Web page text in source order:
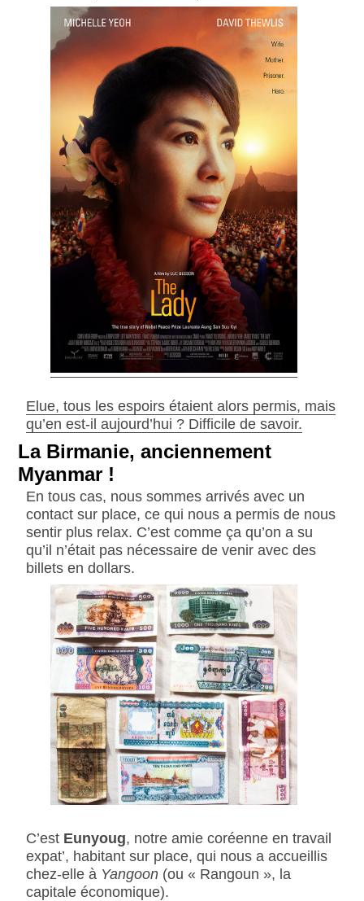
Elue, tous les espoirs étaient alors permis, mais
qu’en est-il aujourd’hui ? Difficile de savoir.
La Birmanie, anciennement
Myanmar !
En tous cas, nous sommes arrivés avec un
contact sur place, ce qui nous a permis de nous
sentir plus relax. C’est comme ça qu’on a su
qu’il n’était pas nécessaire de venir avec des
billets en dollars.
C’est Eunyoug, notre amie coréenne en travail
expat’, habitant sur place, qui nous a accueillis
chez-elle à Yangoon(ou « Rangoun », la
capitale économique).